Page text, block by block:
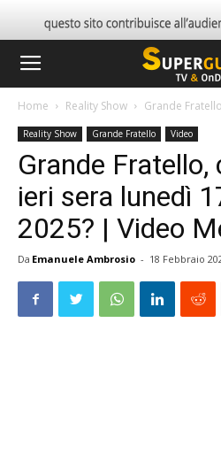
Home Reality Show Grande Fratello
Reality Show Grande Fratello Video
Grande
ieri sera lunedì
2025? | Video
Da Emanuele Ambrosio - 18 Febbraio